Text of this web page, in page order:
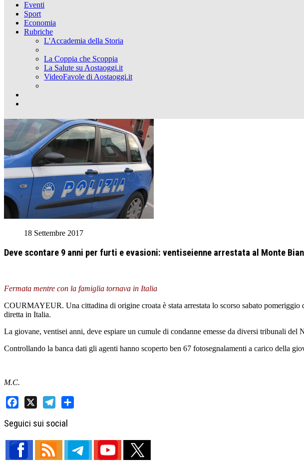
Eventi
Sport
Economia
Rubriche
L'Accademia della Storia
La Coppia che Scoppia
La Salute su Aostaoggi.it
VideoFavole di Aostaoggi.it
18 Settembre 2017
Deve scontare 9 anni per furti e evasioni: ventiseienne arrestata al Monte
Fermata mentre con la famiglia tornava in Italia
COURMAYEUR. Una cittadina di origine croata è stata arrestata lo scorso sabato
diretta in Italia.
La giovane, ventisei anni, deve espiare un cumule di condanne emesse da diversi tribunali
Controllando la banca dati gli agenti hanno scoperto ben 67 fotosegnalamenti a carico della
M.C.
Seguici sui social